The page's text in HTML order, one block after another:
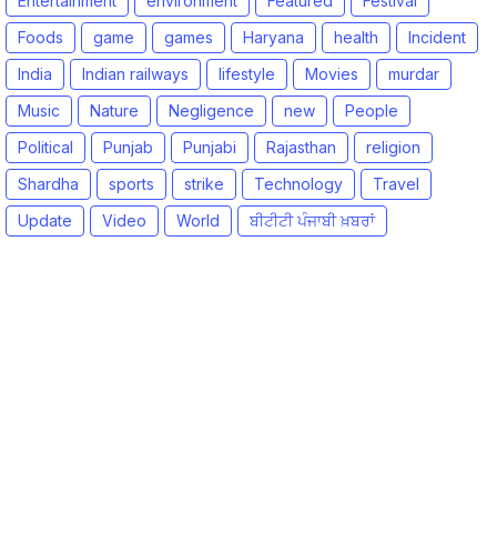
Foods
game games Haryana health
Incident
India
Indian railways lifestyle Movies
murdar
Music
Nature Negligence new
People
Political
Punjab Punjabi Rajasthan
religion
Shardha
sports strike Technology
Travel
Update
Video World ਬੀਟੀਟੀ ਪੰਜਾਬੀ ਖ਼ਬਰਾਂ